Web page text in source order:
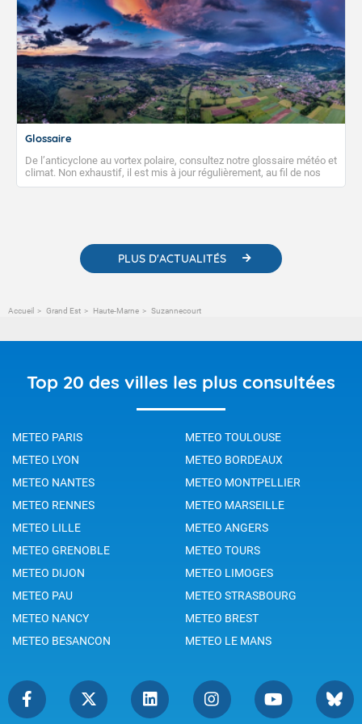
Glossaire
De l’anticyclone au vortex polaire, consultez notre glossaire météo et
climat. Non exhaustif, il est mis à jour régulièrement, au fil de nos
publications. Vous y trouverez également des liens utiles vers nos
PLUS D'ACTUALITÉS
Accueil Grand Est Haute-Marne Suzannecourt
Top 20 des villes les plus consultées
METEO PARIS
METEO TOULOUSE
METEO LYON
METEO BORDEAUX
METEO NANTES
METEO MONTPELLIER
METEO RENNES
METEO MARSEILLE
METEO LILLE
METEO ANGERS
METEO GRENOBLE
METEO TOURS
METEO DIJON
METEO LIMOGES
METEO PAU
METEO STRASBOURG
METEO NANCY
METEO BREST
METEO BESANCON
METEO LE MANS